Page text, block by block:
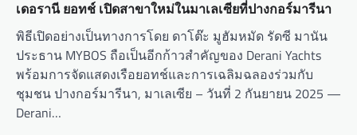
เดอรานี ยอทช์ เปิดสาขาใหม่ในมาเลเซียที่ปางกอร์มารีนา
พิธีเปิดอย่างเป็นทางการโดย ดาโต๊ะ มูฮัมหมัด รัดซี มานัน
ประธาน MYBOS ถือเป็นอีกก้าวสำคัญของ Derani Yachts
พร้อมการจัดแสดงเรือยอทช์และการเฉลิมฉลองร่วมกับ
ชุมชน ปางกอร์มารีนา, มาเลเซีย – วันที่ 2 กันยายน 2025 —
Derani…